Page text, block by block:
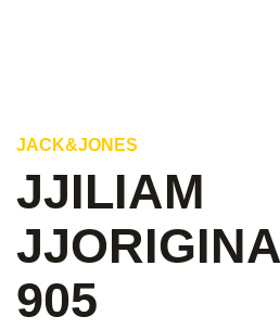
JACK&JONES
JJILIAM
905